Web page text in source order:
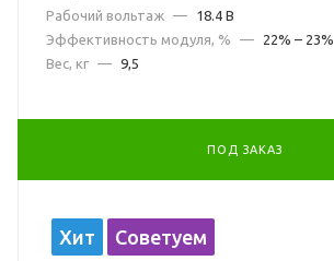
Рабочий вольтаж —
18.4 В
Эффективность модуля, %
—
22% – 23%
Вес, кг — 9,5
ПОД ЗАКАЗ
Хит Советуем